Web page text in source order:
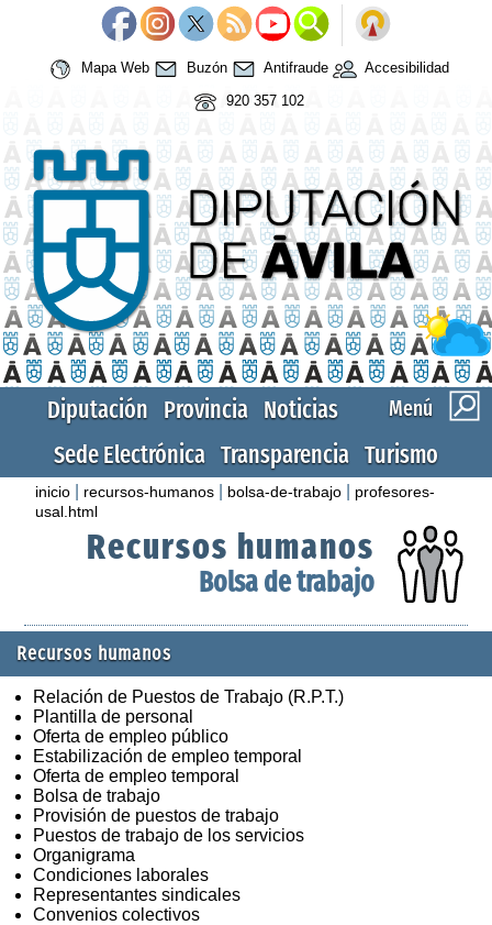
Mapa Web Buzón Antifraude
Accesibilidad
920 357 102
Menú
Diputación Provincia Noticias
Sede Electrónica Transparencia Turismo
inicio recursos-humanos bolsa-de-trabajo
profesores-
usal.html
Recursos humanos
Bolsa de trabajo
Recursos humanos
Relación de Puestos de Trabajo (R.P.T.)
Plantilla de personal
Oferta de empleo público
Estabilización de empleo temporal
Oferta de empleo temporal
Bolsa de trabajo
Provisión de puestos de trabajo
Puestos de trabajo de los servicios
Organigrama
Condiciones laborales
Representantes sindicales
Convenios colectivos